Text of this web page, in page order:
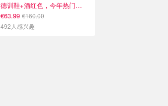
德训鞋+酒红色，今年热门组合！
€63.99 €160.00
492人感兴趣